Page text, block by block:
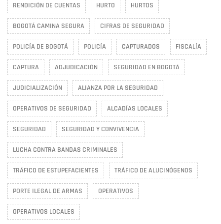
RENDICIÓN DE CUENTAS HURTO HURTOS
BOGOTÁ CAMINA SEGURA CIFRAS DE SEGURIDAD
POLICÍA DE BOGOTÁ POLICÍA CAPTURADOS FISCALÍA
CAPTURA ADJUDICACIÓN SEGURIDAD EN BOGOTÁ
JUDICIALIZACIÓN ALIANZA POR LA SEGURIDAD
OPERATIVOS DE SEGURIDAD ALCADÍAS LOCALES
SEGURIDAD SEGURIDAD Y CONVIVENCIA
LUCHA CONTRA BANDAS CRIMINALES
TRÁFICO DE ESTUPEFACIENTES TRÁFICO DE ALUCINÓGENOS
PORTE ILEGAL DE ARMAS OPERATIVOS
OPERATIVOS LOCALES